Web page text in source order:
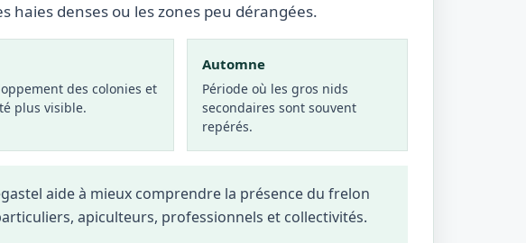
haies denses ou les zones peu dérangées.
des colonies et
plus visible.
Automne
Période où les gros nids
secondaires sont souvent
repérés.
aide à mieux comprendre la présence du frelon
apiculteurs, professionnels et collectivités.